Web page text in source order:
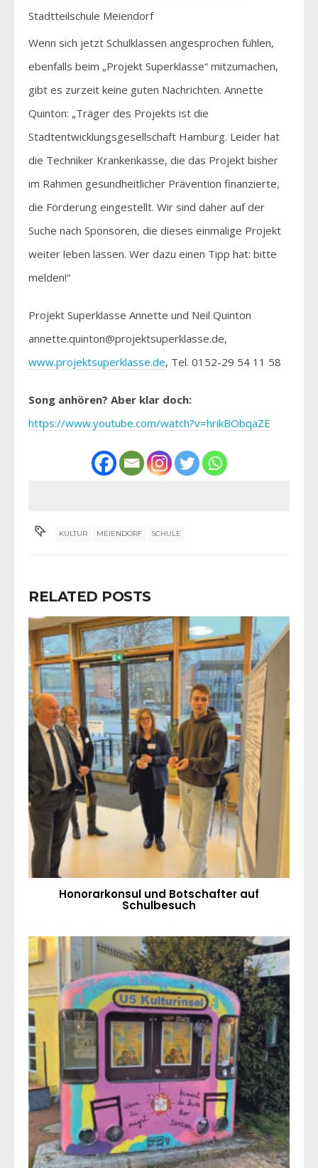
Stadtteilschule Meiendorf
Wenn sich jetzt Schulklassen angesprochen fühlen,
ebenfalls beim „Projekt Superklasse“ mitzumachen,
gibt es zurzeit keine guten Nachrichten. Annette
Quinton: „Träger des Projekts ist die
Stadtentwicklungsgesellschaft Hamburg. Leider hat
die Techniker Krankenkasse, die das Projekt bisher
im Rahmen gesundheitlicher Prävention finanzierte,
die Förderung eingestellt. Wir sind daher auf der
Suche nach Sponsoren, die dieses einmalige Projekt
weiter leben lassen. Wer dazu einen Tipp hat: bitte
melden!“
Projekt Superklasse Annette und Neil Quinton
annette.quinton@projektsuperklasse.de,
www.projektsuperklasse.de, Tel. 0152-29 54 11 58
Song anhören? Aber klar doch:
https://www.youtube.com/watch?v=hrikBObqaZE
KULTUR MEIENDORF SCHULE
RELATED POSTS
Honorarkonsul und Botschafter auf
Schulbesuch